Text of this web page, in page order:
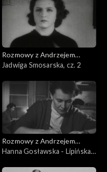
Rozmowy z Andrzejem
Doboszem
Jadwiga Smosarska, cz. 2
Rozmowy z Andrzejem
Doboszem
Hanna Gosławska - Lipińska,